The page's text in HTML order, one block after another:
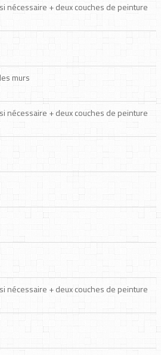
nécessaire + deux couches de peinture
murs
nécessaire + deux couches de peinture
nécessaire + deux couches de peinture